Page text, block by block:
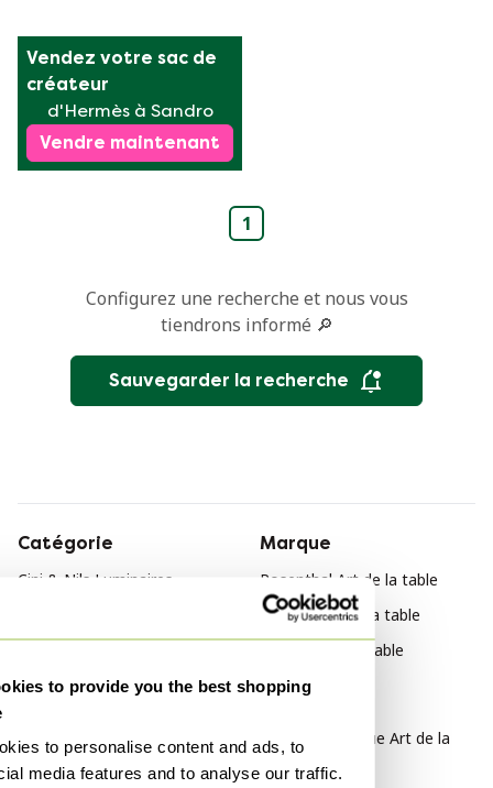
to provide you the best shopping
to personalise content and ads, to
media features and to analyse our traffic.
Vendez votre sac de
créateur
d'Hermès à Sandro
Vendre maintenant
1
Configurez une recherche et nous vous
tiendrons informé 🔎
Sauvegarder la recherche
Catégorie
Cini & Nils Luminaires
Marque
Rosenthal Art de la table
Arzberg Art de la table
Artek Art de la table
Style
Design organique Art de la